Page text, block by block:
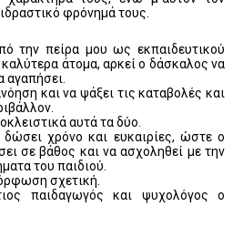
φρόνημά τους.
την πείρα μου ως εκπαιδευτικού
άτομα, αρκεί ο δάσκαλος να
αγαπήσει.
και να ψάξει τις καταβολές και
αυτά τα δύο.
χρόνο και ευκαιρίες, ώστε ο
σε βάθος και να ασχοληθεί με την
του παιδιού.
σχετική.
παιδαγωγός και ψυχολόγος ο